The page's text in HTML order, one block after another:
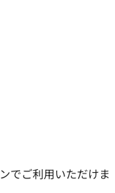
でご利用いただけま